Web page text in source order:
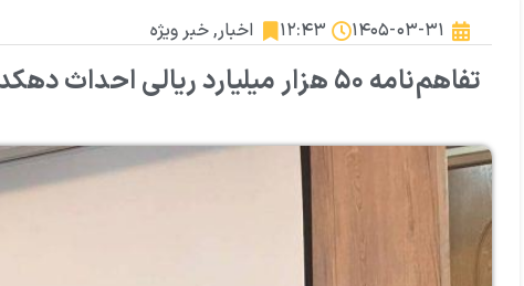
۱۴۰۵-۰۳-۳۱ ۱۲:۴۳ اخبار,خبر ویژه
تفاهم‌نامه ۵۰ هزار میلیارد ریالی احداث دهکده لجستیک ماکو امضا شد